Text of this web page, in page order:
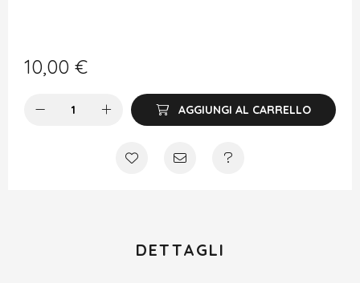
10,00 €
AGGIUNGI AL CARRELLO
DETTAGLI